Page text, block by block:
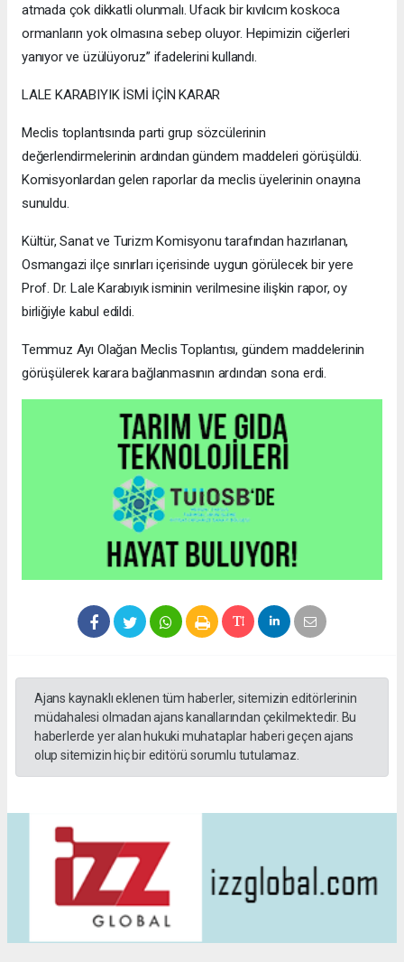
atmada çok dikkatli olunmalı. Ufacık bir kıvılcım koskoca
ormanların yok olmasına sebep oluyor. Hepimizin ciğerleri
yanıyor ve üzülüyoruz” ifadelerini kullandı.
LALE KARABIYIK İSMİ İÇİN KARAR
Meclis toplantısında parti grup sözcülerinin
değerlendirmelerinin ardından gündem maddeleri görüşüldü.
Komisyonlardan gelen raporlar da meclis üyelerinin onayına
sunuldu.
Kültür, Sanat ve Turizm Komisyonu tarafından hazırlanan,
Osmangazi ilçe sınırları içerisinde uygun görülecek bir yere
Prof. Dr. Lale Karabıyık isminin verilmesine ilişkin rapor, oy
birliğiyle kabul edildi.
Temmuz Ayı Olağan Meclis Toplantısı, gündem maddelerinin
görüşülerek karara bağlanmasının ardından sona erdi.
Ajans kaynaklı eklenen tüm haberler, sitemizin editörlerinin
müdahalesi olmadan ajans kanallarından çekilmektedir. Bu
haberlerde yer alan hukuki muhataplar haberi geçen ajans
olup sitemizin hiç bir editörü sorumlu tutulamaz.